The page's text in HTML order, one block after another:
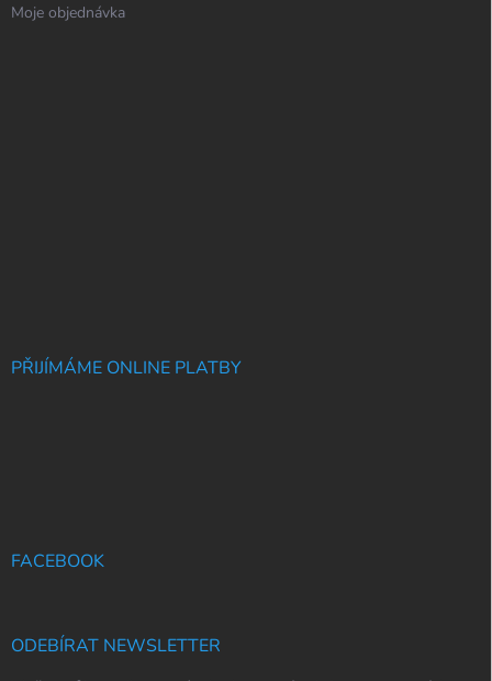
Moje objednávka
PŘIJÍMÁME ONLINE PLATBY
FACEBOOK
ODEBÍRAT NEWSLETTER